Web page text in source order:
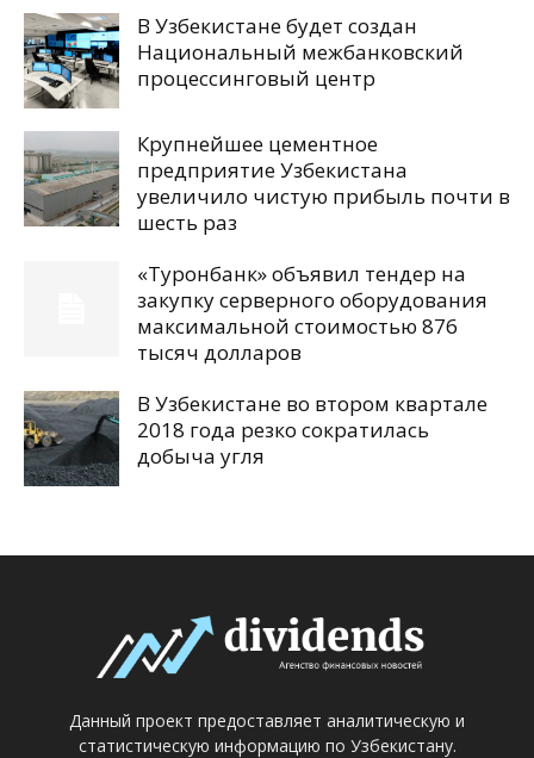
В Узбекистане будет создан
Национальный межбанковский
процессинговый центр
Крупнейшее цементное
предприятие Узбекистана
увеличило чистую прибыль почти в
шесть раз
«Туронбанк» объявил тендер на
закупку серверного оборудования
максимальной стоимостью 876
тысяч долларов
В Узбекистане во втором квартале
2018 года резко сократилась
добыча угля
Данный проект предоставляет аналитическую и
статистическую информацию по Узбекистану.